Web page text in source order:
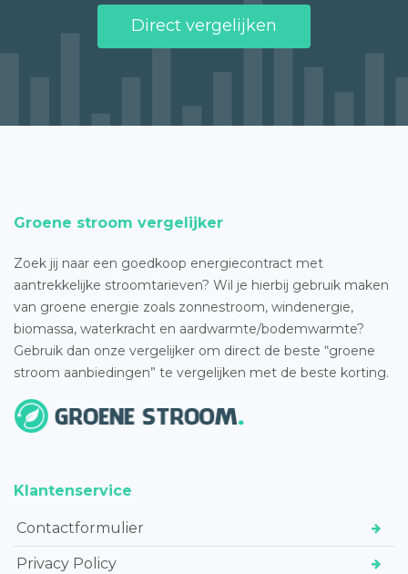
Direct vergelijken
Groene stroom vergelijker
Zoek jij naar een goedkoop energiecontract met
aantrekkelijke stroomtarieven? Wil je hierbij gebruik maken
van groene energie zoals zonnestroom, windenergie,
biomassa, waterkracht en aardwarmte/bodemwarmte?
Gebruik dan onze vergelijker om direct de beste “groene
stroom aanbiedingen” te vergelijken met de beste korting.
Klantenservice
Contactformulier
Privacy Policy